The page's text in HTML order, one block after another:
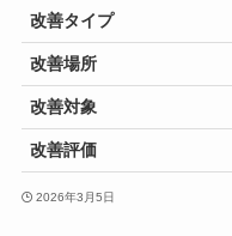
改善タイプ
改善場所
改善対象
改善評価
2026年3月5日